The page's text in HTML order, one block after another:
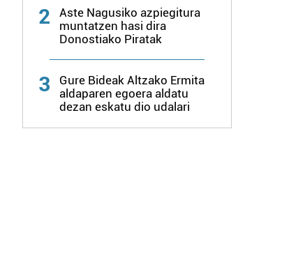
2
Aste Nagusiko azpiegitura
muntatzen hasi dira
Donostiako Piratak
3
Gure Bideak Altzako Ermita
aldaparen egoera aldatu
dezan eskatu dio udalari